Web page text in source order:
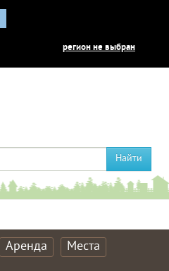
регион не выбран
Найти
Аренда
Места